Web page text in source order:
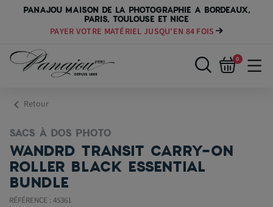
PANAJOU MAISON DE LA PHOTOGRAPHIE A BORDEAUX,
PARIS, TOULOUSE ET NICE
PAYER VOTRE MATÉRIEL JUSQU'EN 84 FOIS
0
chevron_left Retour
SACS À DOS PHOTO
WANDRD TRANSIT CARRY-ON
ROLLER BLACK ESSENTIAL
BUNDLE
RÉFÉRENCE : 45361